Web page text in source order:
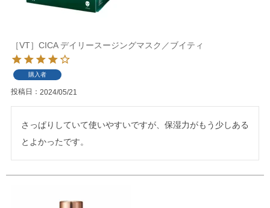
［VT］CICA デイリースージングマスク／ブイティ
購入者
投稿日 2024/05/21
さっぱりしていて使いやすいですが、保湿力がもう少しある
とよかったです。